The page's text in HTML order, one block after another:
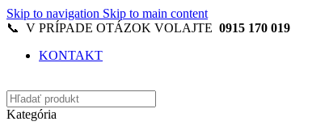
Skip to navigation Skip to main content
📞 V PRÍPADE OTÁZOK VOLAJTE 0915 170 019
KONTAKT
Kategória